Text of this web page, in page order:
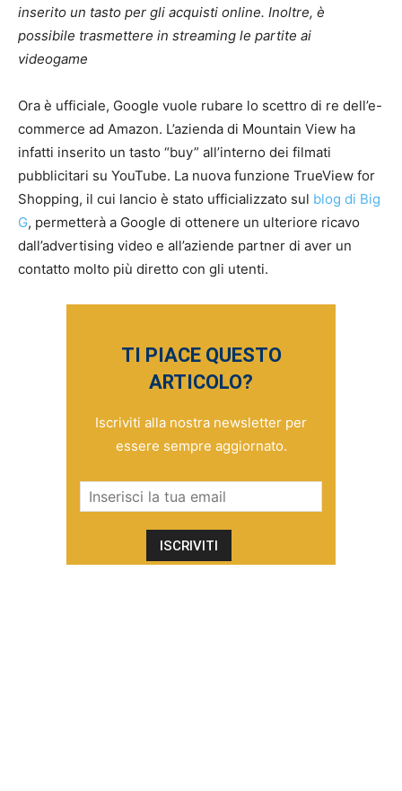
inserito un tasto per gli acquisti online. Inoltre, è
possibile trasmettere in streaming le partite ai
videogame
Ora è ufficiale, Google vuole rubare lo scettro di re dell’e-
commerce ad Amazon. L’azienda di Mountain View ha
infatti inserito un tasto “buy” all’interno dei filmati
pubblicitari su YouTube. La nuova funzione TrueView for
Shopping, il cui lancio è stato ufficializzato sul blog di Big
G, permetterà a Google di ottenere un ulteriore ricavo
dall’advertising video e all’aziende partner di aver un
contatto molto più diretto con gli utenti.
TI PIACE QUESTO
ARTICOLO?
Iscriviti alla nostra newsletter per
essere sempre aggiornato.